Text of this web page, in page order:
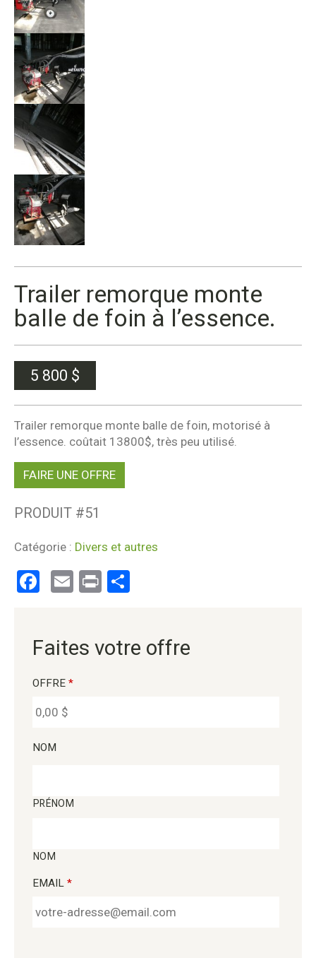
Trailer remorque monte
balle de foin à l’essence.
5 800 $
Trailer remorque monte balle de foin, motorisé à
l’essence. coûtait 13800$, très peu utilisé.
FAIRE UNE OFFRE
PRODUIT #51
Catégorie : Divers et autres
Facebook
EmailPrint
Faites votre offre
OFFRE *
NOM
PRÉNOM
NOM
EMAIL *